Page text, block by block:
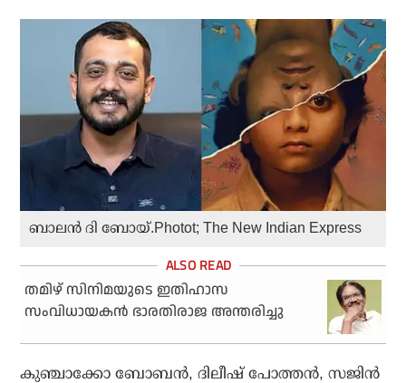
ബാലൻ ദി ബോയ്.Photot; The New Indian Express
തമിഴ് സിനിമയുടെ ഇതിഹാസ
സംവിധായകൻ ഭാരതിരാജ അന്തരിച്ചു
കുഞ്ചാക്കോ ബോബൻ, ദിലീഷ് പോത്തൻ, സജിൻ